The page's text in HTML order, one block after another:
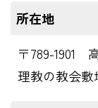
所在地
〒789-1901
理教の教会敷